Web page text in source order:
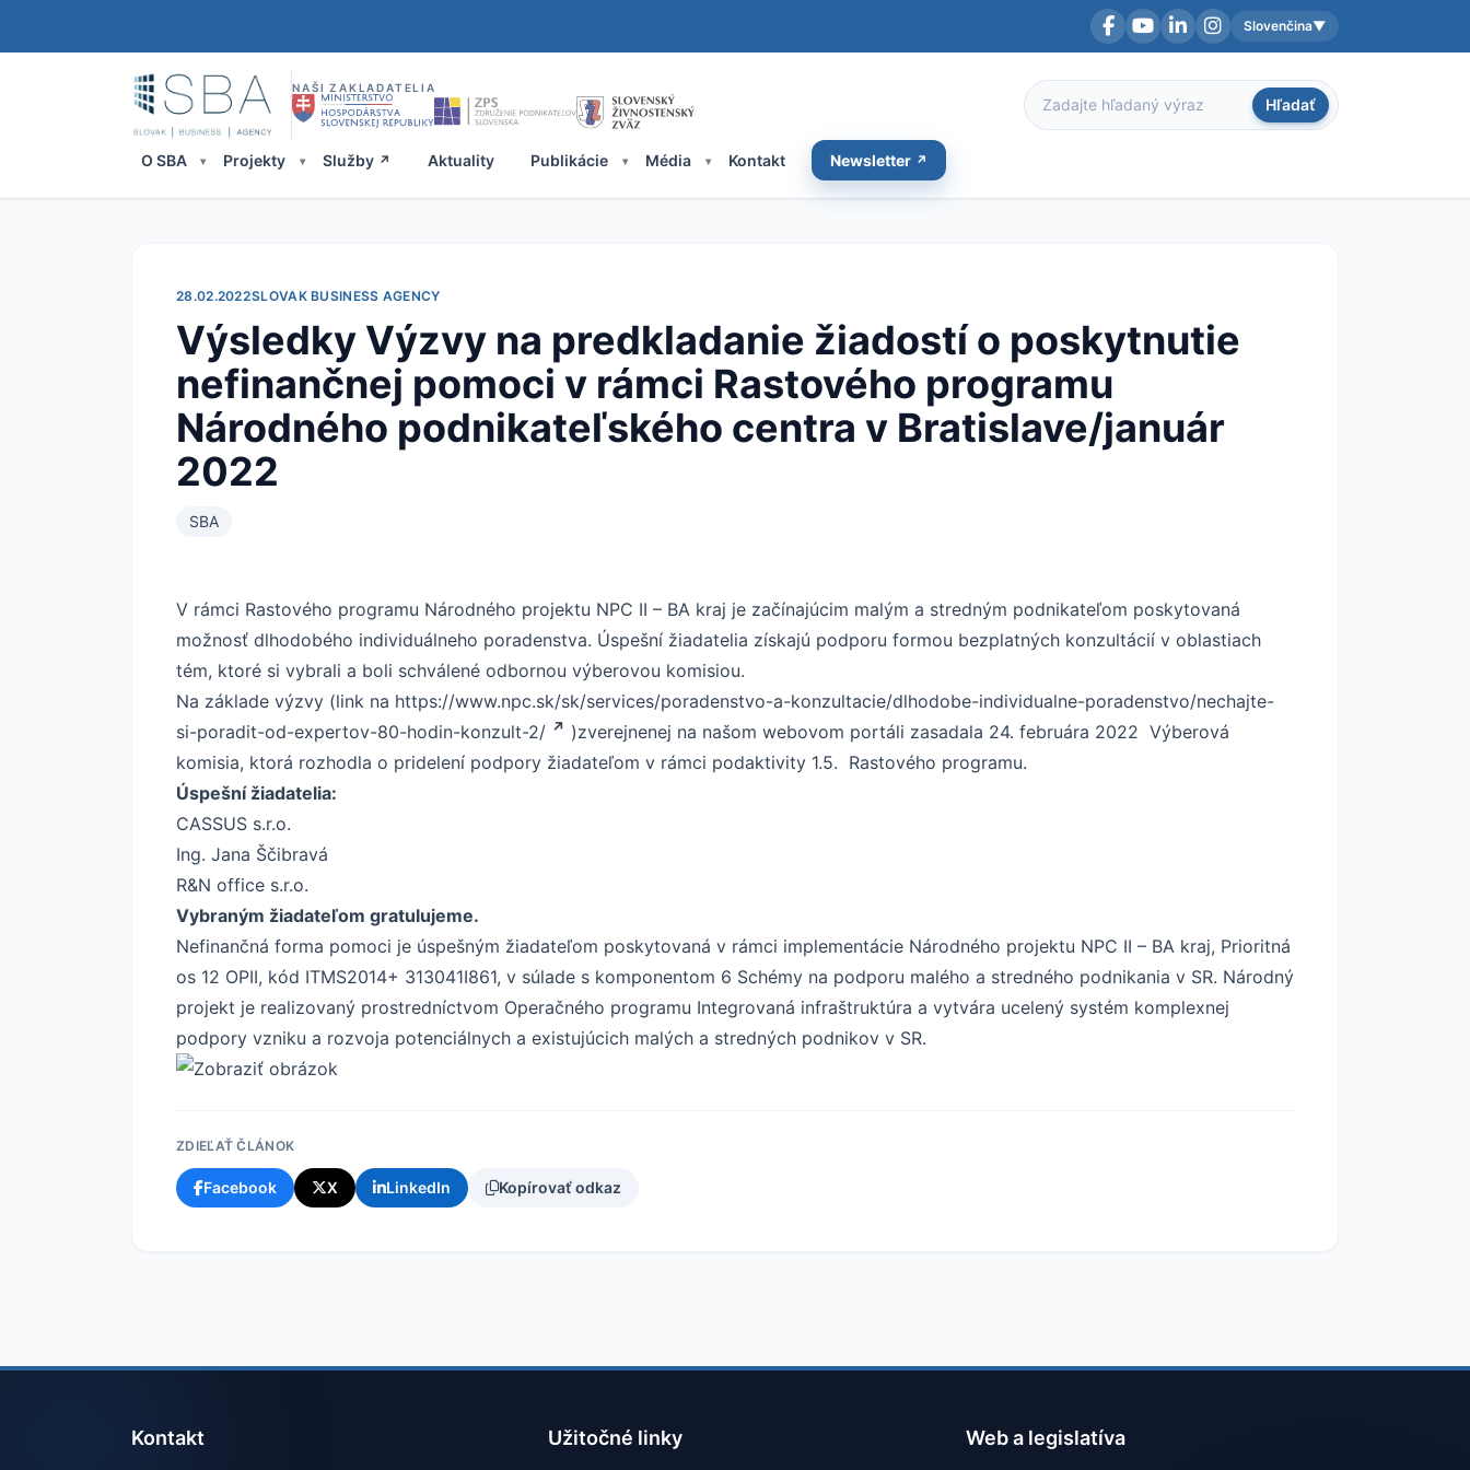
FacebookYouTubeLinkedInInstagramAktuálny jazyk:
Slovenčina▼
NAŠI ZAKLADATELIA
Hľadať
Hľadať
O SBA Projekty Služby Aktuality Publikácie Média Kontakt Newsletter
28.02.2022SLOVAK BUSINESS AGENCY
Výsledky Výzvy na predkladanie žiadostí o poskytnutie
nefinančnej pomoci v rámci Rastového programu
Národného podnikateľského centra v Bratislave/január
2022
SBA
V rámci Rastového programu Národného projektu NPC II – BA kraj je začínajúcim malým a stredným podnikateľom poskytovaná
možnosť dlhodobého individuálneho poradenstva. Úspešní žiadatelia získajú podporu formou bezplatných konzultácií v oblastiach
tém, ktoré si vybrali a boli schválené odbornou výberovou komisiou.
Na základe výzvy (link na https://www.npc.sk/sk/services/poradenstvo-a-konzultacie/dlhodobe-individualne-poradenstvo/nechajte-
si-poradit-od-expertov-80-hodin-konzult-2/
)zverejnenej na našom webovom portáli zasadala 24. februára 2022 Výberová
komisia, ktorá rozhodla o pridelení podpory žiadateľom v rámci podaktivity 1.5. Rastového programu.
Úspešní žiadatelia:
CASSUS s.r.o.
Ing. Jana Ščibravá
R&N office s.r.o.
Vybraným žiadateľom gratulujeme.
Nefinančná forma pomoci je úspešným žiadateľom poskytovaná v rámci implementácie Národného projektu NPC II – BA kraj, Prioritná
os 12 OPII, kód ITMS2014+ 313041I861, v súlade s komponentom 6 Schémy na podporu malého a stredného podnikania v SR. Národný
projekt je realizovaný prostredníctvom Operačného programu Integrovaná infraštruktúra a vytvára ucelený systém komplexnej
podpory vzniku a rozvoja potenciálnych a existujúcich malých a stredných podnikov v SR.
ZDIEĽAŤ ČLÁNOK
Facebook X LinkedIn Kopírovať odkaz
Kontakt Užitočné linky Web a legislatíva